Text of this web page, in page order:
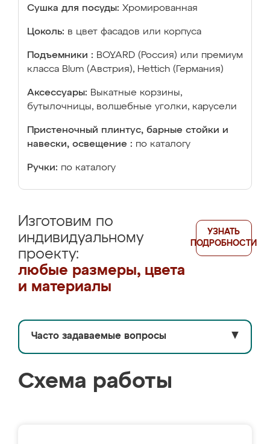
Сушка для посуды: Хромированная
Цоколь: в цвет фасадов или корпуса
Подъемники : BOYARD (Россия) или премиум
класса Blum (Австрия), Hettich (Германия)
Аксессуары: Выкатные корзины,
бутылочницы, волшебные уголки, карусели
Пристеночный плинтус, барные стойки и
навески, освещение : по каталогу
Ручки: по каталогу
Изготовим по
индивидуальному
проекту:
любые размеры, цвета
и материалы
УЗНАТЬ
ПОДРОБНОСТИ
Часто задаваемые вопросы ▼
Схема работы